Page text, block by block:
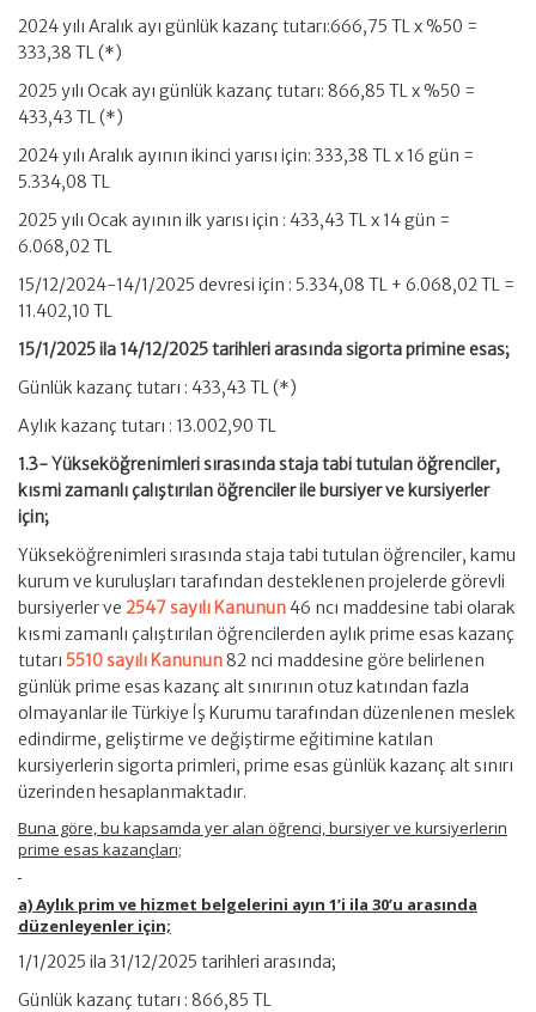
2024 yılı Aralık ayı günlük kazanç tutarı:666,75 TL x %50 =
333,38 TL (*)
2025 yılı Ocak ayı günlük kazanç tutarı: 866,85 TL x %50 =
433,43 TL (*)
2024 yılı Aralık ayının ikinci yarısı için: 333,38 TL x 16 gün =
5.334,08 TL
2025 yılı Ocak ayının ilk yarısı için : 433,43 TL x 14 gün =
6.068,02 TL
15/12/2024-14/1/2025 devresi için : 5.334,08 TL + 6.068,02 TL =
11.402,10 TL
15/1/2025 ila 14/12/2025 tarihleri arasında sigorta primine esas;
Günlük kazanç tutarı : 433,43 TL (*)
Aylık kazanç tutarı : 13.002,90 TL
1.3- Yükseköğrenimleri sırasında staja tabi tutulan öğrenciler,
kısmi zamanlı çalıştırılan öğrenciler ile bursiyer ve kursiyerler
için;
Yükseköğrenimleri sırasında staja tabi tutulan öğrenciler, kamu
kurum ve kuruluşları tarafından desteklenen projelerde görevli
bursiyerler ve 2547 sayılı Kanunun 46 ncı maddesine tabi olarak
kısmi zamanlı çalıştırılan öğrencilerden aylık prime esas kazanç
tutarı 5510 sayılı Kanunun82 nci maddesine göre belirlenen
günlük prime esas kazanç alt sınırının otuz katından fazla
olmayanlar ile Türkiye İş Kurumu tarafından düzenlenen meslek
edindirme, geliştirme ve değiştirme eğitimine katılan
kursiyerlerin sigorta primleri, prime esas günlük kazanç alt sınırı
üzerinden hesaplanmaktadır.
Buna göre, bu kapsamda yer alan öğrenci, bursiyer ve kursiyerlerin
prime esas kazançları;
a) Aylık prim ve hizmet belgelerini ayın 1’i ila 30’u arasında
düzenleyenler için;
1/1/2025 ila 31/12/2025 tarihleri arasında;
Günlük kazanç tutarı : 866,85 TL